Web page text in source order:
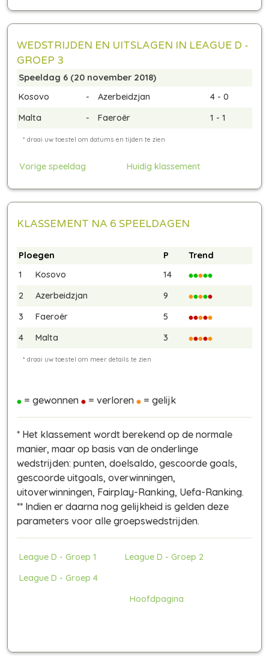
WEDSTRIJDEN EN UITSLAGEN IN LEAGUE D -
GROEP 3
Speeldag 6 (20 november 2018)
Kosovo
- Azerbeidzjan
4 - 0
Malta
- Faeroër 1 - 1
Vorige speeldag Huidig klassement
KLASSEMENT NA 6 SPEELDAGEN
Ploegen P
Trend
1
Kosovo
14
2
Azerbeidzjan
9
3
Faeroër
5
4
Malta 3
= gewonnen = verloren = gelijk
* Het klassement wordt berekend op de normale
manier, maar op basis van de onderlinge
wedstrijden: punten, doelsaldo, gescoorde goals,
gescoorde uitgoals, overwinningen,
uitoverwinningen, Fairplay-Ranking, Uefa-Ranking.
** Indien er daarna nog gelijkheid is gelden deze
parameters voor alle groepswedstrijden.
League D - Groep 1
League D - Groep 2
League D - Groep 4
Hoofdpagina